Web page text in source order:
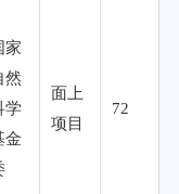
家
然
学
金
面上
项目
72